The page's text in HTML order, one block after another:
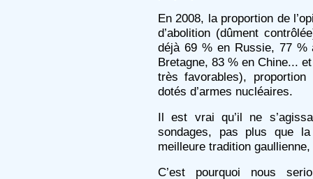
En 2008, la proportion de
d’abolition (dûment
déjà 69 % en Russie, 77 %
Bretagne, 83 % en Chine...
très favorables),
dotés d’armes nucléaires.
Il est vrai qu’il ne
sondages, pas plus que
meilleure tradition
C’est pourquoi nous